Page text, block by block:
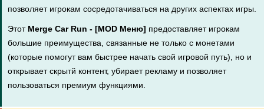
позволяет игрокам сосредотачиваться на других аспектах игры.
Этот Merge Car Run - [MOD Меню] предоставляет игрокам
большие преимущества, связанные не только с монетами
(которые помогут вам быстрее начать свой игровой путь), но и
открывает скрытй контент, убирает рекламу и позволяет
пользоваться премиум функциями.